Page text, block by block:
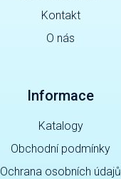
Kontakt
O nás
Informace
Katalogy
Obchodní podmínky
Ochrana osobních údajů